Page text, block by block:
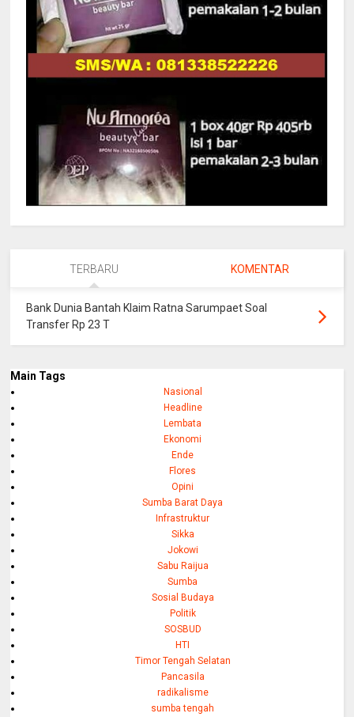
TERBARU KOMENTAR
Bank Dunia Bantah Klaim Ratna Sarumpaet Soal
Transfer Rp 23 T
Main Tags
Nasional
Headline
Lembata
Ekonomi
Ende
Flores
Opini
Sumba Barat Daya
Infrastruktur
Sikka
Jokowi
Sabu Raijua
Sumba
Sosial Budaya
Politik
SOSBUD
HTI
Timor Tengah Selatan
Pancasila
radikalisme
sumba tengah